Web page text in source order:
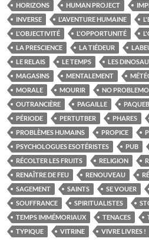
HORIZONS
HUMAN PROJECT
INVERSE
L'AVENTURE HUMAINE
L'OBJECTIVITÉ
L'OPPORTUNITÉ
LA PRESCIENCE
LA TIÉDEUR
LE RELAIS
LE TEMPS LES
MAGASINS
MENTALEMENT
MORALE
MOURIR NO PROBLEMO
OUTRANCIÈRE
PAGAILLE
PÉRIODE
PERTUTBER PHARES
PROBLÈMES HUMAINS
PROPICE
PSYCHOLOGUES ESOTÉRISTES
PUB
RÉCOLTER LES FRUITS
RELIGION
RENAÎTRE DE FEU
RENOUVEAU
SAGEMENT
SAINTS SE VOUER
SOUFFRANCE
SPIRITUALISTES
TEMPS IMMÉMORIAUX
TENACES
TYPIQUE
VITRINE VIVRE LIVRES !